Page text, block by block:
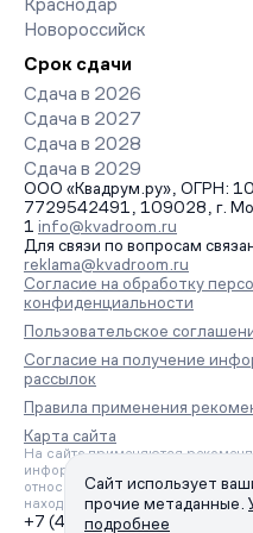
Краснодар
Новороссийск
Срок сдачи
Сдача в 2026
Сдача в 2027
Сдача в 2028
Сдача в 2029
ООО «Квадрум.ру», ОГРН:
7729542491, 109028, г.
1 info@kvadroom.ru
Для связи по вопросам
reklama@kvadroom.ru
Согласие на обработку
конфиденциальности
Пользовательское
Согласие на получение
рассылок
Правила применения
Карта сайта
На сайте применяются
информации на основе сбора,
относящихся к предпочтениям
находящихся на территории
+7 (495) 157-88-80
Сайт использует
прочие метаданные.
подробнее